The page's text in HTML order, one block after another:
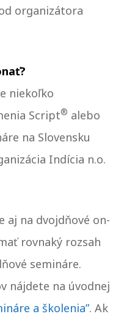
organizátora
niekoľko
Script® alebo
na Slovensku
Indícia n.o.
aj na dvojdňové on-
rovnaký rozsah
semináre.
nájdete na úvodnej
a školenia”. Ak